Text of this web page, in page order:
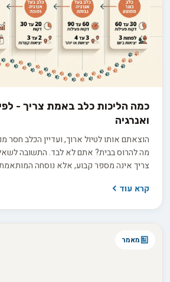
כמה הליכות כלב באמת צריך -
ואנרגיה
הוצאתם אותו לטיול ארוך, ועדיין הכלב חסר
מה להרוס בבית? אתם לא לבד. התשובה
צריך אינה מספר קבוע, אלא נוסחה
הפיזית. אז איך מחשבים את נוסחת הטיולים
קרא עוד
מאמר